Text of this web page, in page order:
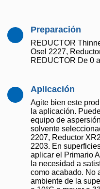
Preparación
REDUCTOR
Osel 2227,
REDUCTOR De 0
Aplicación
Agite bien este
la aplicación.
equipo de
solvente
2207, Reductor
2203. En
aplicar el Primario
la necesidad a
como acabado. No
ambiente de la